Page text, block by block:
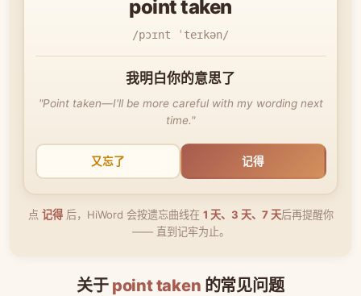
point taken
/pɔɪnt ˈteɪkən/
我明白你的意思了
"Point taken—I'll be more careful with my wording next
time."
又忘了 记得
点 记得后，HiWord 会按遗忘曲线在 1 天、3 天、7 天后再提醒你
—— 直到记牢为止。
关于 point taken 的常见问题